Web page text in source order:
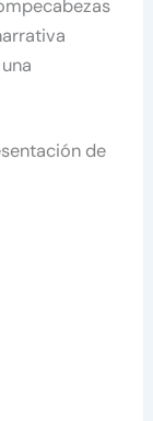
de